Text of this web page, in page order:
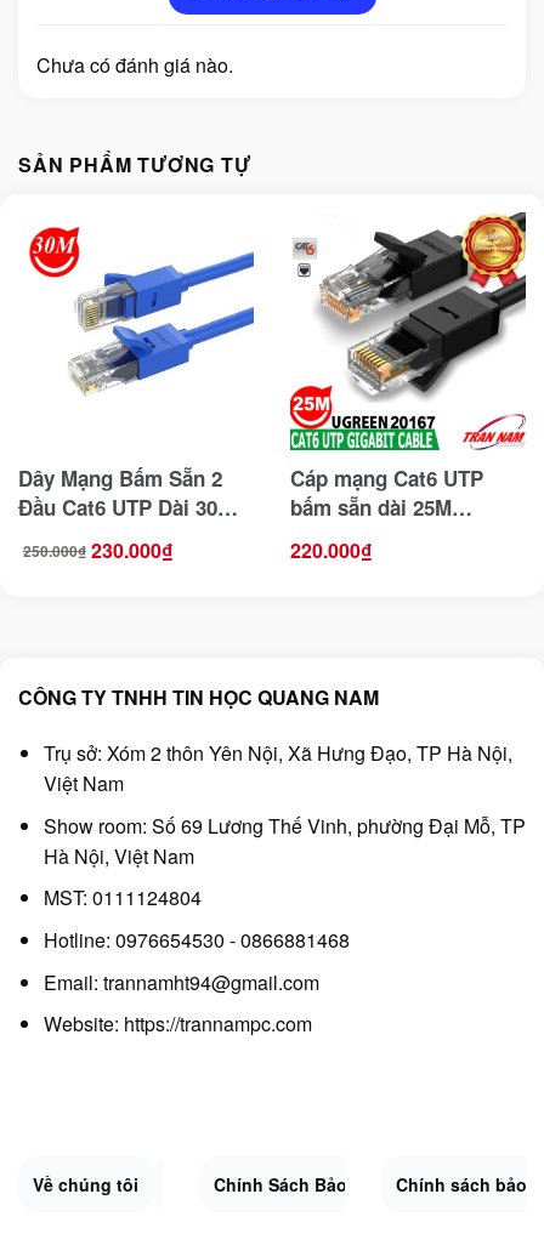
Chưa có đánh giá nào.
SẢN PHẨM TƯƠNG TỰ
Dây Mạng Bấm Sẵn 2
Đầu Cat6 UTP Dài 30M
Ugreen 11209
250.000₫
Giá
gốc 230.000₫
Giá
hiện
Cáp mạng Cat6 UTP
bấm sẵn dài 25M
Ugreen 20167
220.000₫
CÔNG TY TNHH TIN HỌC QUANG NAM
Trụ sở: Xóm 2 thôn Yên Nội, Xã Hưng Đạo, TP Hà Nội,
Việt Nam
Show room: Số 69 Lương Thế Vinh, phường Đại Mỗ, TP
Hà Nội, Việt Nam
MST: 0111124804
Hotline: 0976654530 - 0866881468
Email: trannamht94@gmail.com
Website: https://trannampc.com
Về chúng tôi Liên Hệ Quy Định Chung Sitemap.XML
Chính Sách Bảo Mật Đổi trả và hoàn
Chính sách bảo